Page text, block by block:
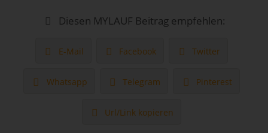
Diesen MYLAUF Beitrag empfehlen:
E-Mail Facebook Twitter
Whatsapp Telegram Pinterest
Url/Link kopieren